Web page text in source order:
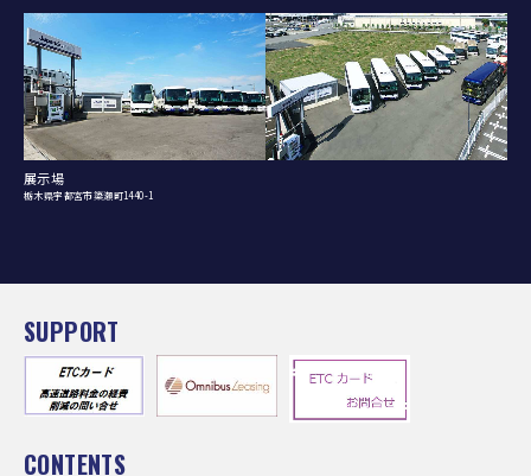
展示場
栃木県宇都宮市簗瀬町1440-1
SUPPORT
CONTENTS